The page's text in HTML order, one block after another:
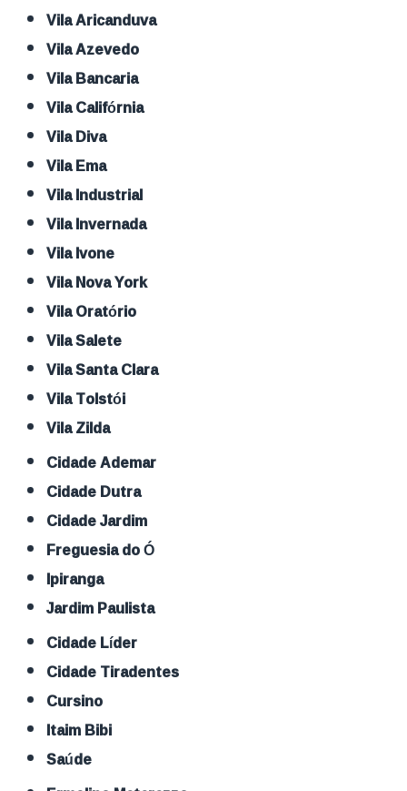
Vila Aricanduva
Vila Azevedo
Vila Bancaria
Vila Califórnia
Vila Diva
Vila Ema
Vila Industrial
Vila Invernada
Vila Ivone
Vila Nova York
Vila Oratório
Vila Salete
Vila Santa Clara
Vila Tolstói
Vila Zilda
Cidade Ademar
Cidade Dutra
Cidade Jardim
Freguesia do Ó
Ipiranga
Jardim Paulista
Cidade Líder
Cidade Tiradentes
Cursino
Itaim Bibi
Saúde